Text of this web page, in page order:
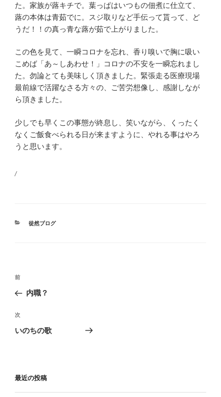
た。家族が蕗キチで。葉っぱはいつもの佃煮に仕立て、
蕗の本体は青茹でに。スジ取りなど手伝って貰って、ど
うだ！！の真っ青な蕗が茹で上がりました。
この色を見て、一瞬コロナを忘れ、香り嗅いで胸に吸い
こめば「あ～しあわせ！」コロナの不安を一瞬忘れまし
た。勿論とても美味しく頂きました。緊張走る医療現場
最前線で活躍なさる方々の、ご苦労想像し、感謝しなが
ら頂きました。
少しでも早くこの事態が終息し、笑いながら、くったく
なくご飯食べられる日が来ますように、やれる事はやろ
うと思います。
/
カ
徒然ブログ
投
ナ
ビ
ゲ
ン
前
の
稿
前
内職？
次
の
次
いのちの歌
最近の投稿